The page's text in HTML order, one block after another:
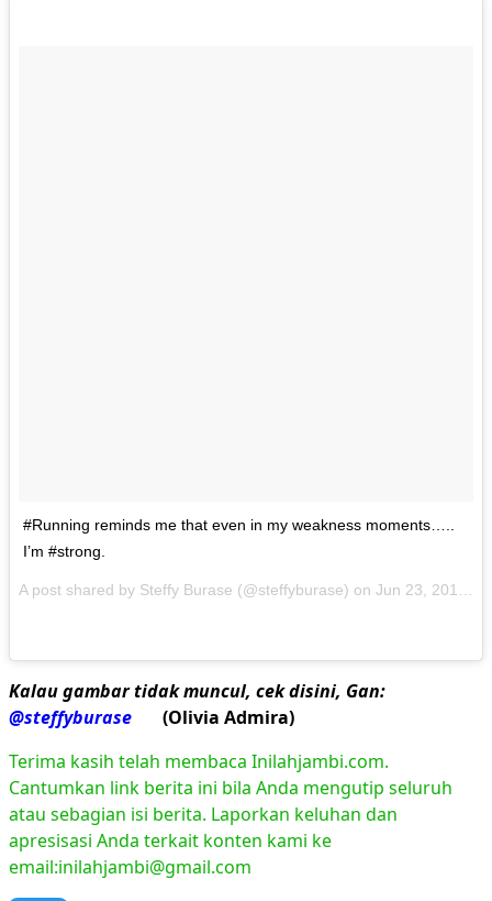
#Running reminds me that even in my weakness moments…..
I’m #strong.
A post shared by Steffy Burase (@steffyburase) on Jun 23, 2018 at 3:47am PDT
Kalau gambar tidak muncul, cek disini, Gan:
@steffyburase
(Olivia Admira)
Terima kasih telah membaca Inilahjambi.com.
Cantumkan link berita ini bila Anda mengutip seluruh
atau sebagian isi berita. Laporkan keluhan dan
apresisasi Anda terkait konten kami ke
email:inilahjambi@gmail.com